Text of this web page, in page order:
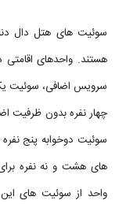
هستند. واحدهای اقامتی
سرویس اضافی، سوئيت
چهار نفره بدون ظرفیت
سوئيت دوخوابه پنج
های هشت و نه نفره
واحد از سوئیت‌ های